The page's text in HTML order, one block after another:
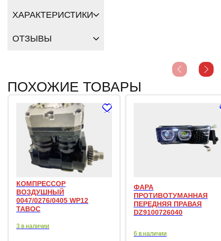
ХАРАКТЕРИСТИКИ
ОТЗЫВЫ
ПОХОЖИЕ ТОВАРЫ
КОМПРЕССОР
ВОЗДУШНЫЙ
0047/0276/0405 WP12
TABOC
3 в наличии
ФАРА
ПРОТИВОТУМАННАЯ
ПЕРЕДНЯЯ ПРАВАЯ
DZ9100726040
6 в наличии